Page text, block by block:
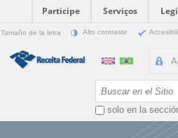
Participe Serviços
Tamaño de la letra Alto contraste
solo en la